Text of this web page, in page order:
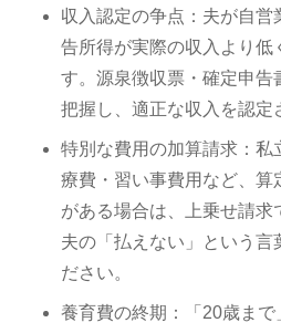
収入認定の争点：夫が自営
告所得が実際の収入より低
す。源泉徴収票・確定申告
把握し、適正な収入を認定
特別な費用の加算請求：私
療費・習い事費用など、算
がある場合は、上乗せ請求
夫の「払えない」という言
ださい。
養育費の終期：「20歳まで